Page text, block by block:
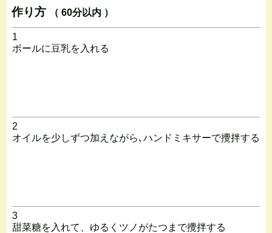
作り方 （ 60分以内 ）
1
ボールに豆乳を入れる
2
オイルを少しずつ加えながら､ハンドミキサーで攪拌する
3
甜菜糖を入れて、ゆるくツノがたつまで攪拌する